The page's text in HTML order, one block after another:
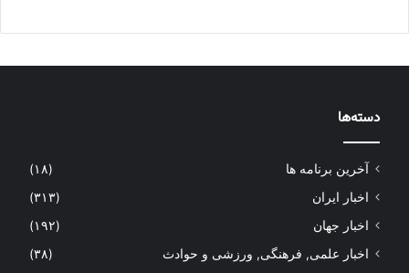
دسته‌ها
آخرین برنامه ها
(۱۸)
اخبار ایران
(۳۱۳)
اخبار جهان
(۱۹۲)
اخبار علمی, فرهنگی, ورزشی و حوادث
(۳۸)